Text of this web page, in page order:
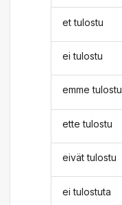
et tulostu
ei tulostu
emme tulostu
ette tulostu
eivät tulostu
ei tulostuta